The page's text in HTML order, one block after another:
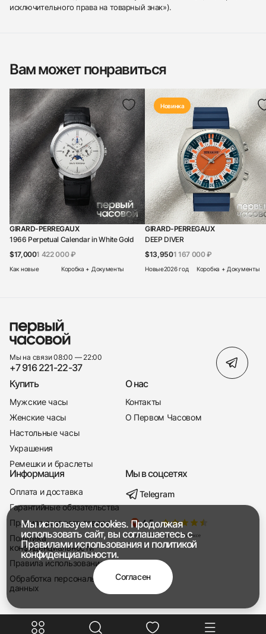
+7 916 221-22-37
Мы насвязи 08:00 — 19:00
исключительного права на товарный знак»).
Вам может понравиться
GIRARD-PERREGAUX
1966 Perpetual Calendar in White Gold
$17,0001 422 000 ₽
Как новые Коробка + Документы
Новинка
GIRARD-PERREGAUX
DEEP DIVER
$13,9501 167 000 ₽
Новые2026 год Коробка + Документы
Мы на связи 08:00 — 22:00
+7 916 221-22-37
Купить
Мужские часы
Женские часы
Настольные часы
Украшения
Ремешки и браслеты
О нас
Контакты
О Первом Часовом
Информация
Оплата и доставка
Гарантийные обязательства
Правила возврата товара
Политика
конфиденциальности
Правила использования
Обработка персональных
данных
Мы в соцсетях
Telegram
Мы используем cookies. Продолжая
использовать сайт, вы соглашаетесь с
Правилами использованияи политикой
конфиденциальности.
Согласен